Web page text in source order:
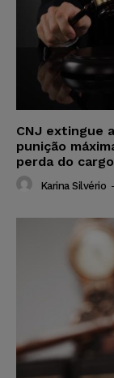
CNJ extingue
punição
perda do cargo
Karina Silvério -